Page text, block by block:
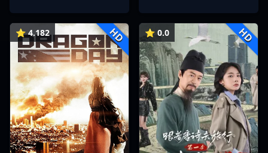
⭐ 4.182 HD ⭐ 0.0 HD